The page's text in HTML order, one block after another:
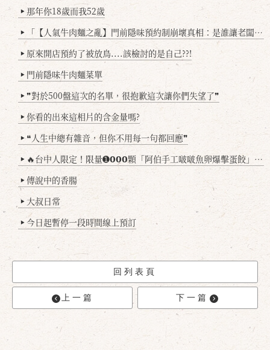
▶ 那年你18歲而我52歲
▶ 「【人氣牛肉麵之亂】門前隱味預約制崩壞真相：是誰讓老闆心灰意冷？」
▶ 原來開店預約了被放鳥....該檢討的是自己??!
▶ 門前隱味牛肉麵菜單
▶ ❞對於500盤這次的名單，很抱歉這次讓你們失望了❞
▶ 你看的出來這相片的含金量嗎?
▶ ❝人生中總有雜音，但你不用每一句都回應❞
▶ 🔥台中人限定！限量➊𝟬𝟬𝟬顆「阿伯手工啵啵魚卵爆擊蛋餃」台北已被搶爆2萬顆，最後名額門前隱味只留給你！🥟💥
▶ 傳說中的香腸
▶ 大叔日常
▶ 今日起暫停一段時間線上預訂
回列表頁
上一篇 下一篇